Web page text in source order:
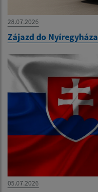
28.07.2026
Zájazd do Nyíregyháza
05.07.2026